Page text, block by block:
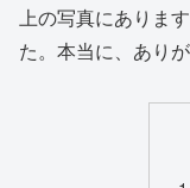
上の写真にありま
た。本当に、あり